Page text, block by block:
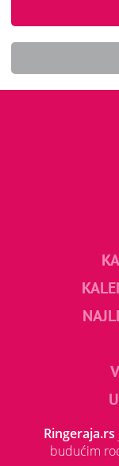
Ringeraja.rs
budućim